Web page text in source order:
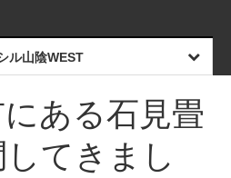
ル山陰WEST
ある石見畳
てきまし